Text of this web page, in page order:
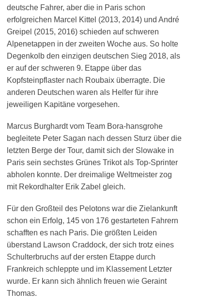
deutsche Fahrer, aber die in Paris schon
erfolgreichen Marcel Kittel (2013, 2014) und André
Greipel (2015, 2016) schieden auf schweren
Alpenetappen in der zweiten Woche aus. So holte
Degenkolb den einzigen deutschen Sieg 2018, als
er auf der schweren 9. Etappe über das
Kopfsteinpflaster nach Roubaix überragte. Die
anderen Deutschen waren als Helfer für ihre
jeweiligen Kapitäne vorgesehen.
Marcus Burghardt vom Team Bora-hansgrohe
begleitete Peter Sagan nach dessen Sturz über die
letzten Berge der Tour, damit sich der Slowake in
Paris sein sechstes Grünes Trikot als Top-Sprinter
abholen konnte. Der dreimalige Weltmeister zog
mit Rekordhalter Erik Zabel gleich.
Für den Großteil des Pelotons war die Zielankunft
schon ein Erfolg, 145 von 176 gestarteten Fahrern
schafften es nach Paris. Die größten Leiden
überstand Lawson Craddock, der sich trotz eines
Schulterbruchs auf der ersten Etappe durch
Frankreich schleppte und im Klassement Letzter
wurde. Er kann sich ähnlich freuen wie Geraint
Thomas.